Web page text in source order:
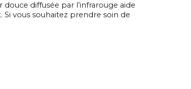
diffusée par l’infrarouge aide
vous souhaitez prendre soin de